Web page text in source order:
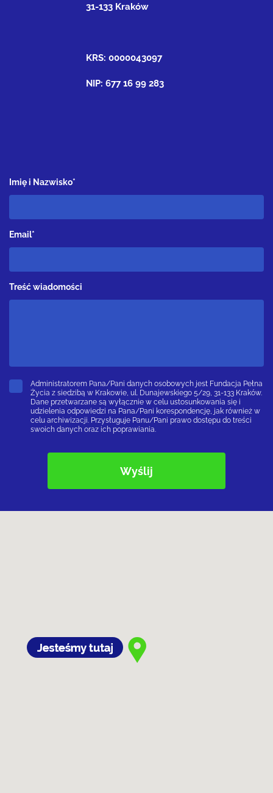
31-133 Kraków
KRS: 0000043097
NIP: 677 16 99 283
Imię i Nazwisko*
Email*
Treść wiadomości
Administratorem Pana/Pani danych osobowych jest Fundacja Pełna
Życia z siedzibą w Krakowie, ul. Dunajewskiego 5/29, 31-133 Kraków.
Dane przetwarzane są wyłącznie w celu ustosunkowania się i
udzielenia odpowiedzi na Pana/Pani korespondencję, jak również w
celu archiwizacji. Przysługuje Panu/Pani prawo dostępu do treści
swoich danych oraz ich poprawiania.